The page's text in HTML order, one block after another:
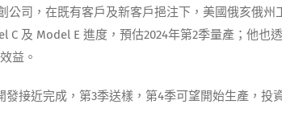
公司，在既有客戶及新客戶挹注下，美國俄亥俄州
及 Model E 進度，預估2024年第2季量產；他也透
益。
接近完成，第3季送樣，第4季可望開始生產，投